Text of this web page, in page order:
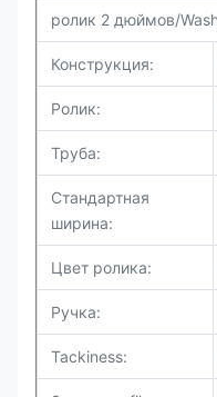
ролик 2 дюймов/
Конструкция:
Ролик:
Труба:
Стандартная
ширина:
Цвет ролика:
Ручка:
Tackiness: